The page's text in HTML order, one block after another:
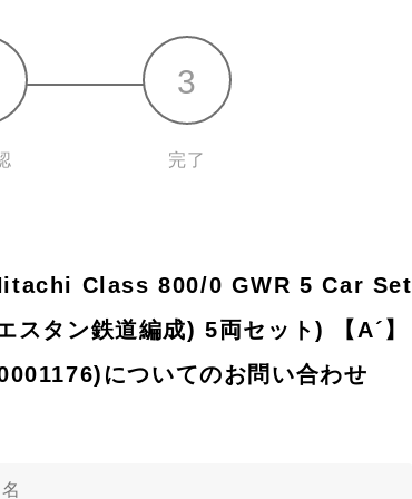
完了
Class 800/0 GWR 5 Car Set
タン鉄道編成) 5両セット) 【A´】
についてのお問い合わせ